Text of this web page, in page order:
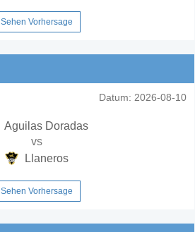
Sehen Vorhersage
Datum: 2026-08-10
Aguilas Doradas
vs
Llaneros
Sehen Vorhersage